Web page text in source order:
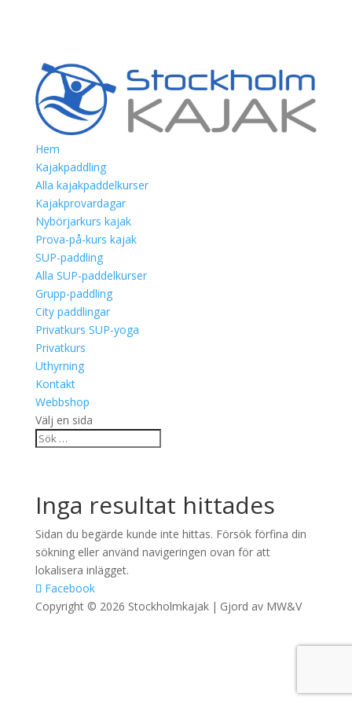
Hem
Kajakpaddling
Alla kajakpaddelkurser
Kajakprovardagar
Nybörjarkurs kajak
Prova-på-kurs kajak
SUP-paddling
Alla SUP-paddelkurser
Grupp-paddling
City paddlingar
Privatkurs SUP-yoga
Privatkurs
Uthyrning
Kontakt
Webbshop
Välj en sida
Inga resultat hittades
Sidan du begärde kunde inte hittas. Försök förfina din
sökning eller använd navigeringen ovan för att
lokalisera inlägget.
Facebook
Copyright © 2026 Stockholmkajak | Gjord av MW&V